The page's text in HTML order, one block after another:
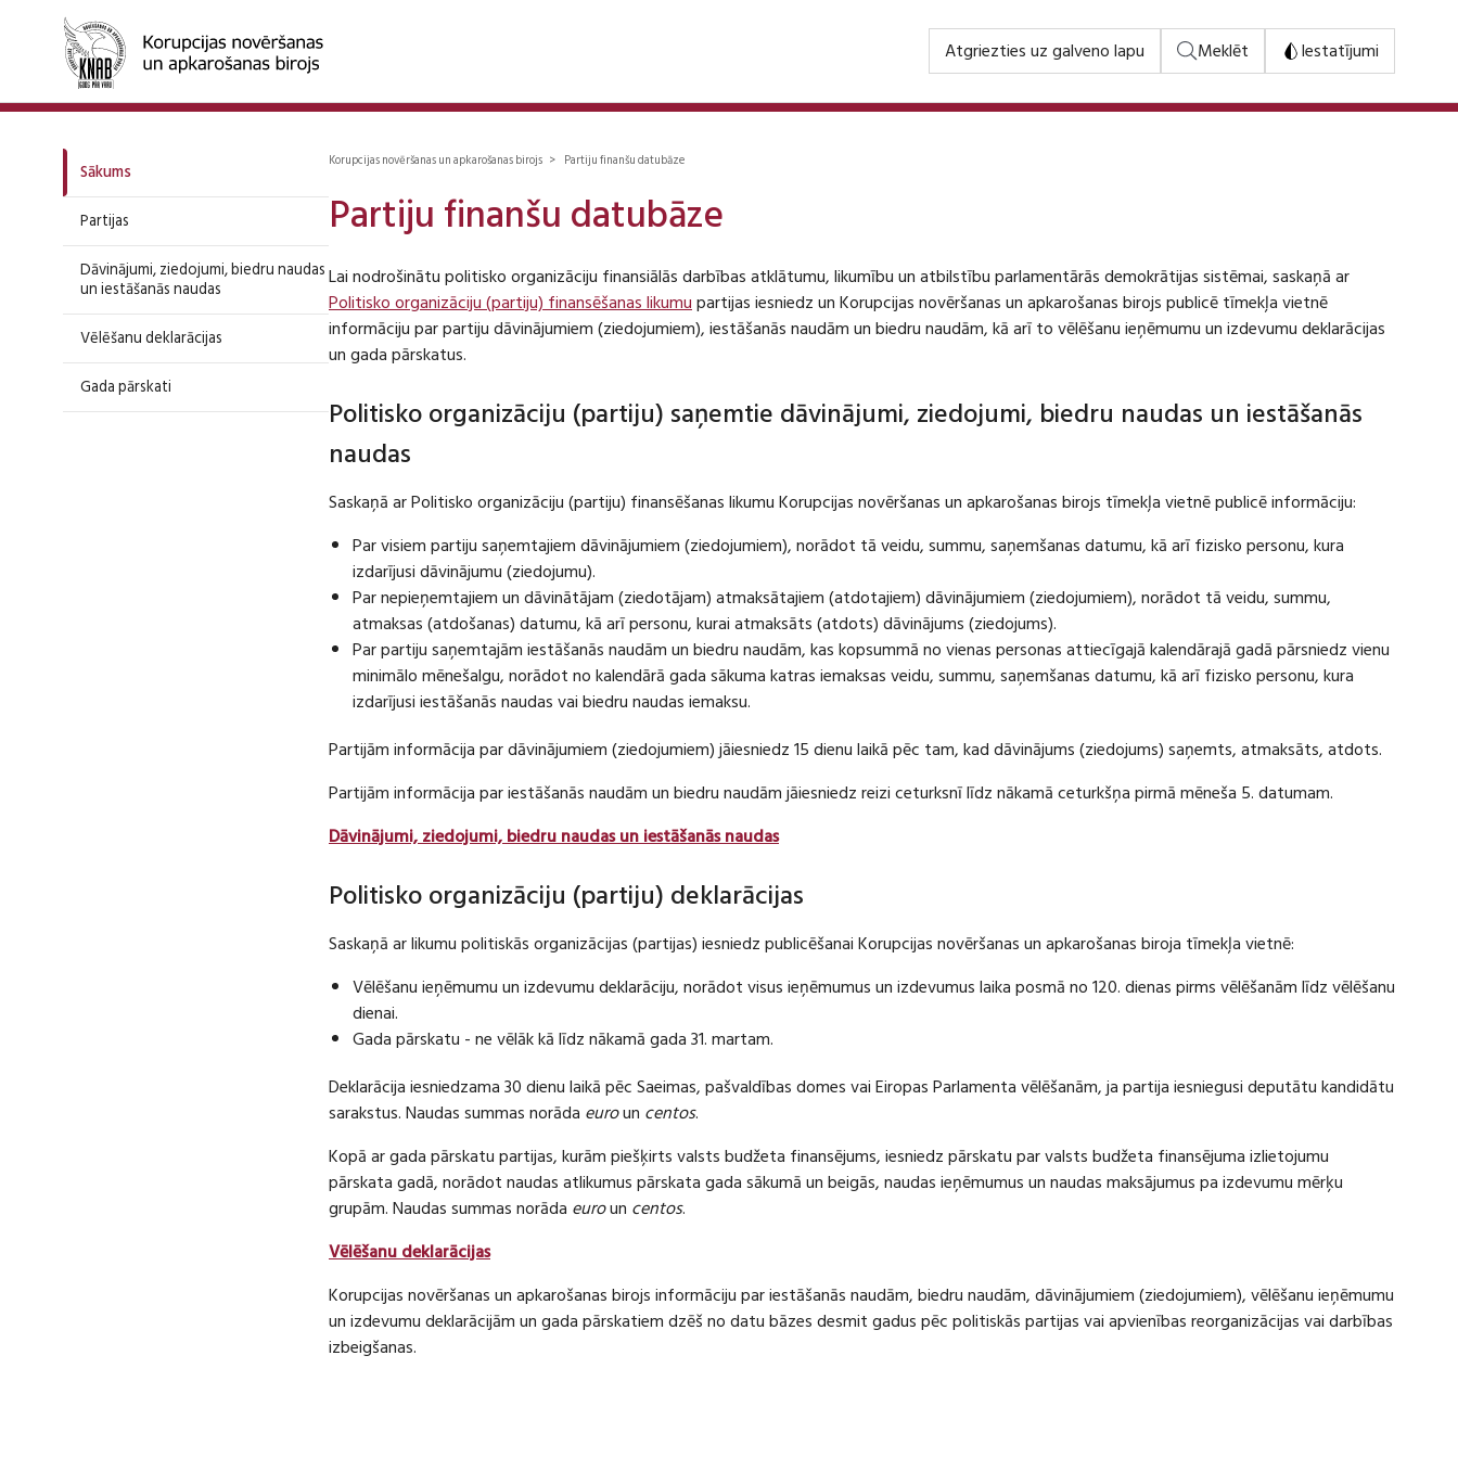
Atgriezties uz galveno lapu Meklēt Iestatījumi
Sākums
Partijas
Dāvinājumi, ziedojumi, biedru naudas
un iestāšanās naudas
Vēlēšanu deklarācijas
Gada pārskati
Korupcijas novēršanas un apkarošanas birojs > Partiju finanšu datubāze
Partiju finanšu datubāze
Lai nodrošinātu politisko organizāciju finansiālās darbības atklātumu, likumību un atbilstību parlamentārās demokrātijas sistēmai, saskaņā ar
Politisko organizāciju (partiju) finansēšanas likumupartijas iesniedz un Korupcijas novēršanas un apkarošanas birojs publicē tīmekļa vietnē
informāciju par partiju dāvinājumiem (ziedojumiem), iestāšanās naudām un biedru naudām, kā arī to vēlēšanu ieņēmumu un izdevumu deklarācijas
un gada pārskatus.
Politisko organizāciju (partiju) saņemtie dāvinājumi, ziedojumi, biedru naudas un iestāšanās
naudas
Saskaņā ar Politisko organizāciju (partiju) finansēšanas likumu Korupcijas novēršanas un apkarošanas birojs tīmekļa vietnē publicē informāciju:
Par visiem partiju saņemtajiem dāvinājumiem (ziedojumiem), norādot tā veidu, summu, saņemšanas datumu, kā arī fizisko personu, kura
izdarījusi dāvinājumu (ziedojumu).
Par nepieņemtajiem un dāvinātājam (ziedotājam) atmaksātajiem (atdotajiem) dāvinājumiem (ziedojumiem), norādot tā veidu, summu,
atmaksas (atdošanas) datumu, kā arī personu, kurai atmaksāts (atdots) dāvinājums (ziedojums).
Par partiju saņemtajām iestāšanās naudām un biedru naudām, kas kopsummā no vienas personas attiecīgajā kalendārajā gadā pārsniedz vienu
minimālo mēnešalgu, norādot no kalendārā gada sākuma katras iemaksas veidu, summu, saņemšanas datumu, kā arī fizisko personu, kura
izdarījusi iestāšanās naudas vai biedru naudas iemaksu.
Partijām informācija par dāvinājumiem (ziedojumiem) jāiesniedz 15 dienu laikā pēc tam, kad dāvinājums (ziedojums) saņemts, atmaksāts, atdots.
Partijām informācija par iestāšanās naudām un biedru naudām jāiesniedz reizi ceturksnī līdz nākamā ceturkšņa pirmā mēneša 5. datumam.
Dāvinājumi, ziedojumi, biedru naudas un iestāšanās naudas
Politisko organizāciju (partiju) deklarācijas
Saskaņā ar likumu politiskās organizācijas (partijas) iesniedz publicēšanai Korupcijas novēršanas un apkarošanas biroja tīmekļa vietnē:
Vēlēšanu ieņēmumu un izdevumu deklarāciju, norādot visus ieņēmumus un izdevumus laika posmā no 120. dienas pirms vēlēšanām līdz vēlēšanu
dienai.
Gada pārskatu - ne vēlāk kā līdz nākamā gada 31. martam.
Deklarācija iesniedzama 30 dienu laikā pēc Saeimas, pašvaldības domes vai Eiropas Parlamenta vēlēšanām, ja partija iesniegusi deputātu kandidātu
sarakstus. Naudas summas norāda euroun centos.
Kopā ar gada pārskatu partijas, kurām piešķirts valsts budžeta finansējums, iesniedz pārskatu par valsts budžeta finansējuma izlietojumu
pārskata gadā, norādot naudas atlikumus pārskata gada sākumā un beigās, naudas ieņēmumus un naudas maksājumus pa izdevumu mērķu
grupām. Naudas summas norāda euroun centos.
Vēlēšanu deklarācijas
Korupcijas novēršanas un apkarošanas birojs informāciju par iestāšanās naudām, biedru naudām, dāvinājumiem (ziedojumiem), vēlēšanu ieņēmumu
un izdevumu deklarācijām un gada pārskatiem dzēš no datu bāzes desmit gadus pēc politiskās partijas vai apvienības reorganizācijas vai darbības
izbeigšanas.